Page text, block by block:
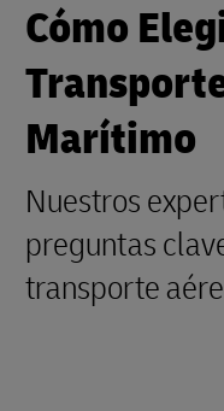
Cómo
Marítimo
Nuestros
preguntas
transporte